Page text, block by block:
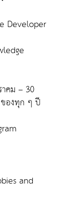
Developer
คม – 30
องทุก ๆ ปี
and